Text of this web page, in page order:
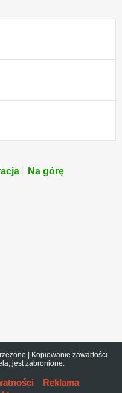
Na górę
| Kopiowanie zawartości
jest zabronione.
Reklama